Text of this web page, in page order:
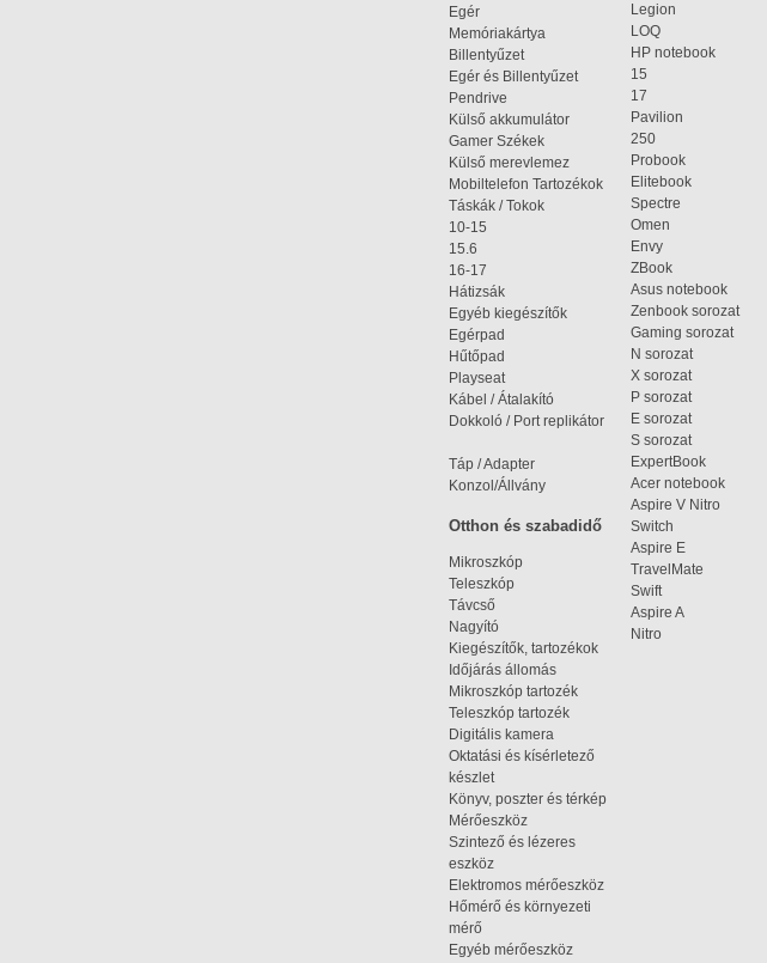
Legion
LOQ
HP notebook
15
17
Pavilion
250
Probook
Elitebook
Spectre
Omen
Envy
ZBook
Asus notebook
Zenbook sorozat
Gaming sorozat
N sorozat
X sorozat
P sorozat
E sorozat
S sorozat
ExpertBook
Acer notebook
Aspire V Nitro
Switch
Aspire E
TravelMate
Swift
Aspire A
Nitro
Egér
Memóriakártya
Billentyűzet
Egér és Billentyűzet
Pendrive
Külső akkumulátor
Gamer Székek
Külső merevlemez
Mobiltelefon Tartozékok
Táskák / Tokok
10-15
15.6
16-17
Hátizsák
Egyéb kiegészítők
Egérpad
Hűtőpad
Playseat
Kábel / Átalakító
Dokkoló / Port replikátor
Táp / Adapter
Konzol/Állvány
Otthon és szabadidő
Mikroszkóp
Teleszkóp
Távcső
Nagyító
Kiegészítők, tartozékok
Időjárás állomás
Mikroszkóp tartozék
Teleszkóp tartozék
Digitális kamera
Oktatási és kísérletező
készlet
Könyv, poszter és térkép
Mérőeszköz
Szintező és lézeres
eszköz
Elektromos mérőeszköz
Hőmérő és környezeti
mérő
Egyéb mérőeszköz